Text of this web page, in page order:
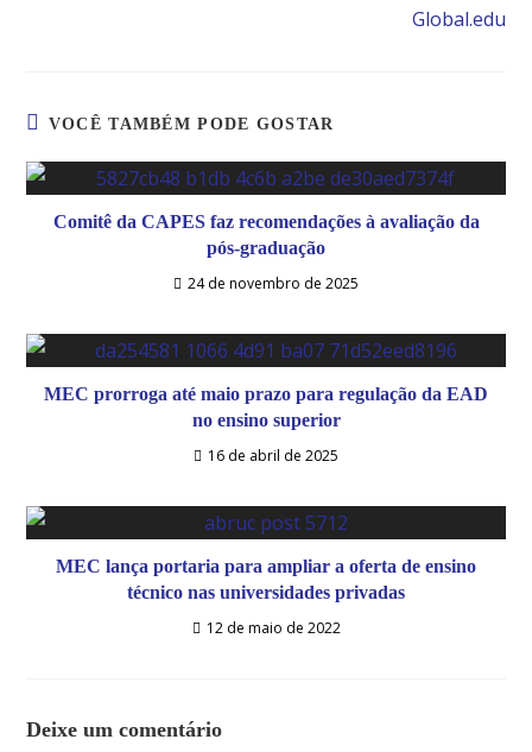
Global.edu
VOCÊ TAMBÉM PODE GOSTAR
Comitê da CAPES faz recomendações à avaliação da
pós-graduação
24 de novembro de 2025
MEC prorroga até maio prazo para regulação da EAD
no ensino superior
16 de abril de 2025
MEC lança portaria para ampliar a oferta de ensino
técnico nas universidades privadas
12 de maio de 2022
Deixe um comentário